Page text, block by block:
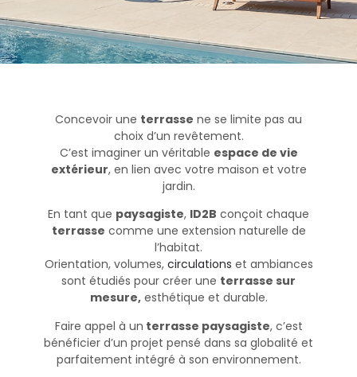
Concevoir une terrasse ne se limite pas au
choix d’un revêtement.
C’est imaginer un véritable espace de vie
extérieur, en lien avec votre maison et votre
jardin.
En tant que paysagiste, ID2B conçoit chaque
terrasse comme une extension naturelle de
l’habitat.
Orientation, volumes, circulations et ambiances
sont étudiés pour créer une terrasse sur
mesure,esthétique et durable.
Faire appel à un terrasse paysagiste, c’est
bénéficier d’un projet pensé dans sa globalité et
parfaitement intégré à son environnement.